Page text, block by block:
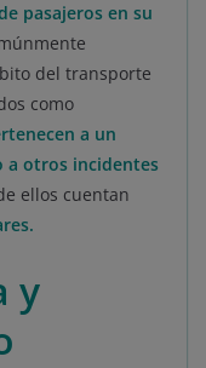
pasajeros en su
del transporte
como
a un
a otros incidentes
ellos cuentan
y